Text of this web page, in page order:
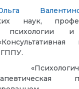
наук,
психологии и
«